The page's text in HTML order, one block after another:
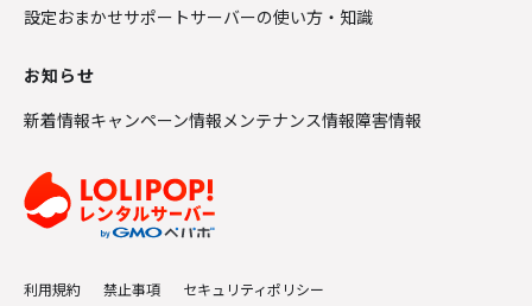
設定おまかせサポートサーバーの使い方・知識
お知らせ
新着情報キャンペーン情報メンテナンス情報障害情報
利用規約 禁止事項
セキュリティポリシー